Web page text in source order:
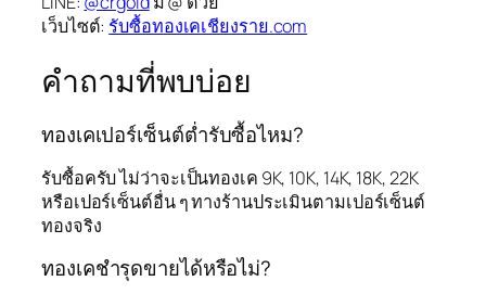
เว็บไซต์: รับซื้อทองเคเชียงราย.com
คำถามที่พบบ่อย
ทองเคเปอร์เซ็นต์ต่ำรับซื้อไหม?
รับซื้อครับ ไม่ว่าจะเป็นทองเค 9K, 10K, 14K, 18K, 22K
หรือเปอร์เซ็นต์อื่น ๆ ทางร้านประเมินตามเปอร์เซ็นต์
ทองจริง
ทองเคชำรุดขายได้หรือไม่?